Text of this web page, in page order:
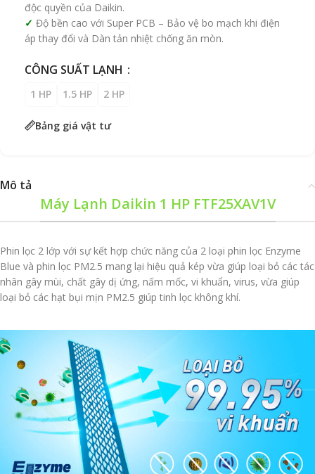
độc quyền của Daikin.
Độ bền cao với Super PCB – Bảo vệ bo mạch khi điện
áp thay đổi và Dàn tản nhiệt chống ăn mòn.
CÔNG SUẤT LẠNH
1 HP 1.5 HP 2 HP
Bảng giá vật tư
Mô tả
Máy Lạnh Daikin 1 HP FTF25XAV1V
Phin lọc 2 lớp với sự kết hợp chức năng của 2 loại phin lọc Enzyme
Blue và phin lọc PM2.5 mang lại hiệu quả kép vừa giúp loại bỏ các tác
nhân gây mùi, chất gây dị ứng, nấm mốc, vi khuẩn, virus, vừa giúp
loại bỏ các hạt bụi mịn PM2.5 giúp tinh lọc không khí.